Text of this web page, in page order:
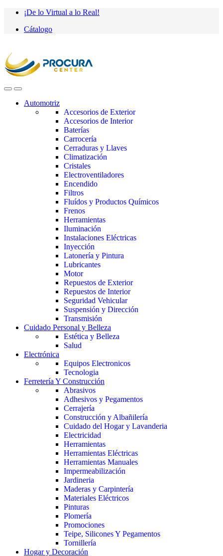
Saltar
navegación
saltar
contenido
¡De lo Virtual a lo Real!
Cátalogo
Automotriz
Accesorios de Exterior
Accesorios de Interior
Baterías
Carrocería
Cerraduras y Llaves
Climatización
Cristales
Electroventiladores
Encendido
Filtros
Fluídos y Productos Químicos
Frenos
Herramientas
Iluminación
Instalaciones Eléctricas
Inyección
Latonería y Pintura
Lubricantes
Motor
Repuestos de Exterior
Repuestos de Interior
Seguridad Vehicular
Suspensión y Dirección
Transmisión
Cuidado Personal y Belleza
Estética y Belleza
Salud
Electrónica
Equipos Electronicos
Tecnologia
Ferretería Y Construcción
Abrasivos
Adhesivos y Pegamentos
Cerrajería
Construcción y Albañilería
Cuidado del Hogar y Lavanderia
Electricidad
Herramientas
Herramientas Eléctricas
Herramientas Manuales
Impermeabilización
Jardineria
Maderas y Carpintería
Materiales Eléctricos
Pinturas
Plomería
Promociones
Teipe, Silicones Y Pegamentos
Tornillería
Hogar y Decoración